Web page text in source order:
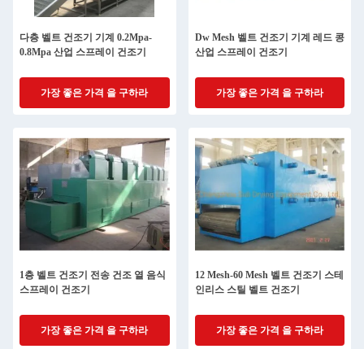
다층 벨트 건조기 기계 0.2Mpa-
0.8Mpa 산업 스프레이 건조기
가장 좋은 가격 을 구하라
Dw Mesh 벨트 건조기 기계 레드 콩
산업 스프레이 건조기
가장 좋은 가격 을 구하라
1층 벨트 건조기 전송 건조 열 음식
스프레이 건조기
가장 좋은 가격 을 구하라
12 Mesh-60 Mesh 벨트 건조기 스테
인리스 스틸 벨트 건조기
가장 좋은 가격 을 구하라